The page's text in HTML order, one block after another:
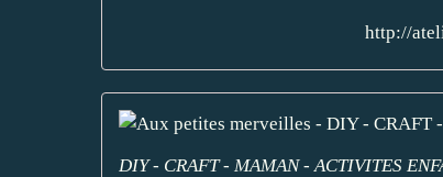
http://
DIY - CRAFT - MAMAN - ACTIVITES